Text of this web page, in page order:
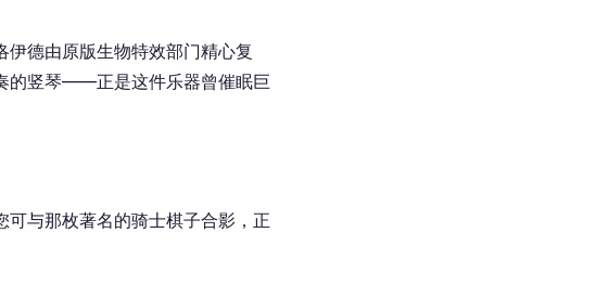
德由原版生物特效部门精心复
的竖琴——正是这件乐器曾催眠巨
与那枚著名的骑士棋子合影，正